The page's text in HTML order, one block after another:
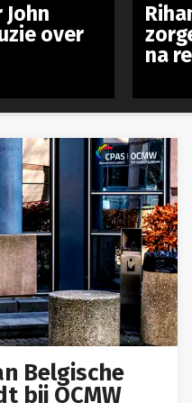
Belgische
bij OCMW
John
over
na